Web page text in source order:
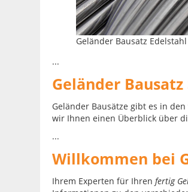
Geländer Bausatz
...
Geländer Bausatz
Geländer Bausätze gibt es in
wir Ihnen einen Überblick über
...
Willkommen bei
Ihrem Experten für Ihren fertig